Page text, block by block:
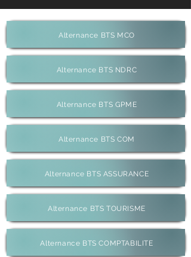
Alternance BTS MCO
Alternance BTS NDRC
Alternance BTS GPME
Alternance BTS COM
Alternance BTS ASSURANCE
Alternance BTS TOURISME
Alternance BTS COMPTABILITE